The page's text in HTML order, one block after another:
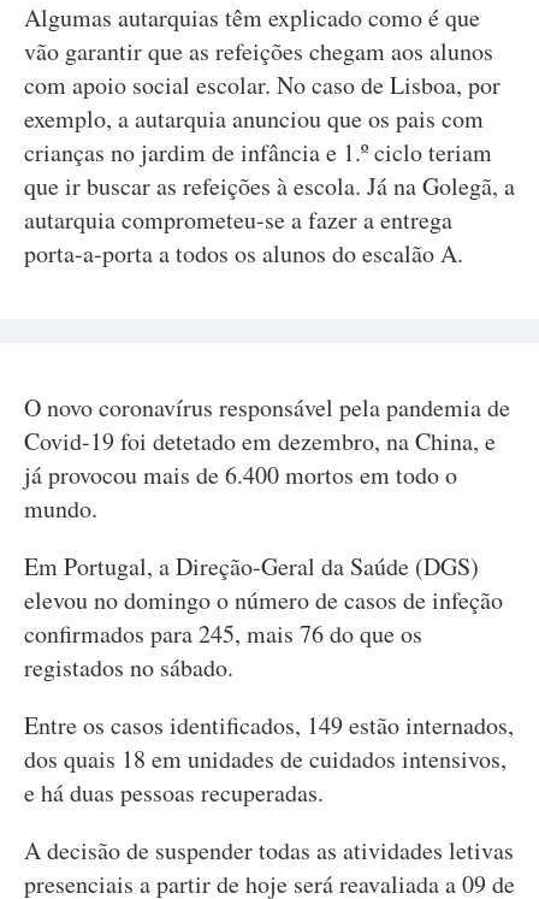
Algumas autarquias têm explicado como é que
vão garantir que as refeições chegam aos alunos
com apoio social escolar. No caso de Lisboa, por
exemplo, a autarquia anunciou que os pais com
crianças no jardim de infância e 1.º ciclo teriam
que ir buscar as refeições à escola. Já na Golegã, a
autarquia comprometeu-se a fazer a entrega
porta-a-porta a todos os alunos do escalão A.
O novo coronavírus responsável pela pandemia de
Covid-19 foi detetado em dezembro, na China, e
já provocou mais de 6.400 mortos em todo o
mundo.
Em Portugal, a Direção-Geral da Saúde (DGS)
elevou no domingo o número de casos de infeção
confirmados para 245, mais 76 do que os
registados no sábado.
Entre os casos identificados, 149 estão internados,
dos quais 18 em unidades de cuidados intensivos,
e há duas pessoas recuperadas.
A decisão de suspender todas as atividades letivas
presenciais a partir de hoje será reavaliada a 09 de